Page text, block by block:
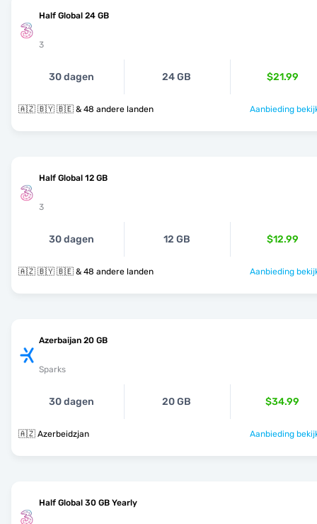
Half Global 24 GB
3
30 dagen 24 GB $21.99
🇦🇿 🇧🇾 🇧🇪 & 48 andere landen Aanbieding
Half Global 12 GB
3
30 dagen 12 GB $12.99
🇦🇿 🇧🇾 🇧🇪 & 48 andere landen Aanbieding
Azerbaijan 20 GB
Sparks
30 dagen 20 GB $34.99
🇦🇿 Azerbeidzjan Aanbieding
Half Global 30 GB Yearly